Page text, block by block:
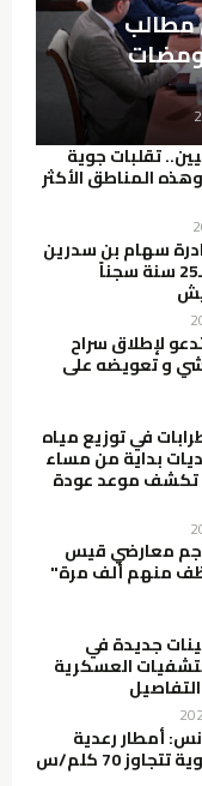
مطالب
تقلبات جوية
المناطق الأكثر
سهام بن سدرين
تونس رغم الحكم بـ25 سنة سجناً
لإطلاق سراح
و تعويضه على
في توزيع مياه
بداية من مساء
تكشف موعد عودة
معارضي قيس
منهم ألف مرة"
جديدة في
العسكرية
أمطار رعدية
غزيرة وبرد ورياح قوية تتجاوز 70 كلم/س